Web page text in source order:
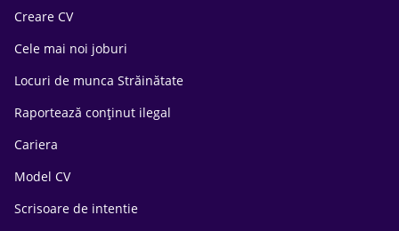
Creare CV
Cele mai noi joburi
Locuri de munca Străinătate
Raportează conținut ilegal
Cariera
Model CV
Scrisoare de intentie